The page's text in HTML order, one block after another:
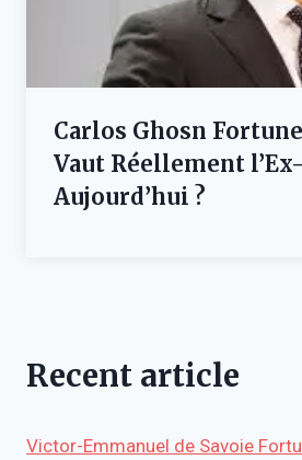
Carlos Ghosn
Vaut Réellement
Aujourd’hui ?
Recent article
Victor-Emmanuel de Savoie